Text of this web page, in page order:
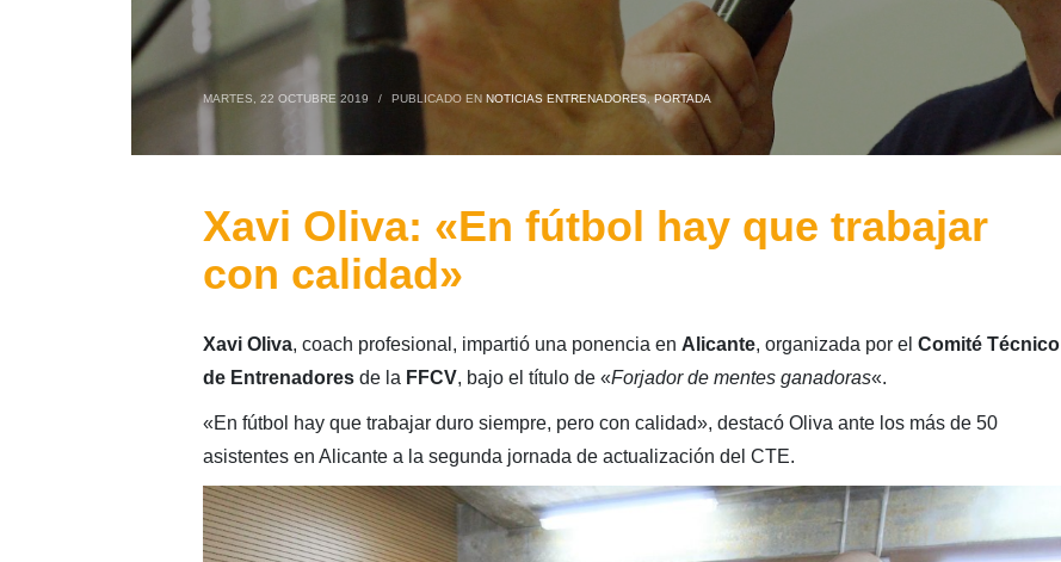
MARTES, 22 OCTUBRE 2019 / PUBLICADO EN NOTICIAS ENTRENADORES,PORTADA
Xavi Oliva: «En fútbol hay que trabajar
con calidad»
Xavi Oliva, coach profesional, impartió una ponencia en Alicante, organizada por el Comité Técnico
de Entrenadores de la FFCV, bajo el título de «Forjador de mentes ganadoras«.
«En fútbol hay que trabajar duro siempre, pero con calidad», destacó Oliva ante los más de 50
asistentes en Alicante a la segunda jornada de actualización del CTE.